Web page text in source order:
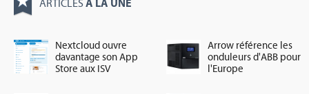
ARTICLES À LA UNE
Nextcloud ouvre
davantage son App
Store aux ISV
Arrow référence les
onduleurs d'ABB pour
l'Europe